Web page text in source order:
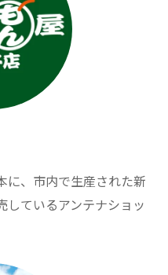
に、市内で生産された新
しているアンテナショッ